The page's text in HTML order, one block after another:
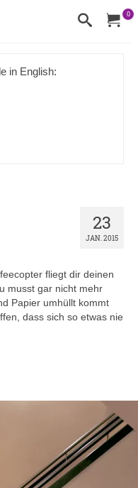
0
in English:
23
JAN. 2015
fliegt dir deinen
musst gar nicht mehr
Papier umhüllt kommt
dass sich so etwas nie